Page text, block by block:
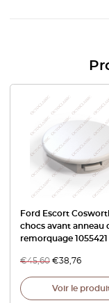
Ford Escort
chocs avant anneau
remorquage 1055421
€45,60 €38,76
Voir le